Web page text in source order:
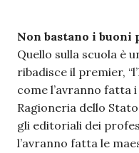
Non bastano i buoni
Quello sulla scuola è
ribadisce il premier,
come l’avranno fatta
Ragioneria dello
gli editoriali dei
l’avranno fatta le